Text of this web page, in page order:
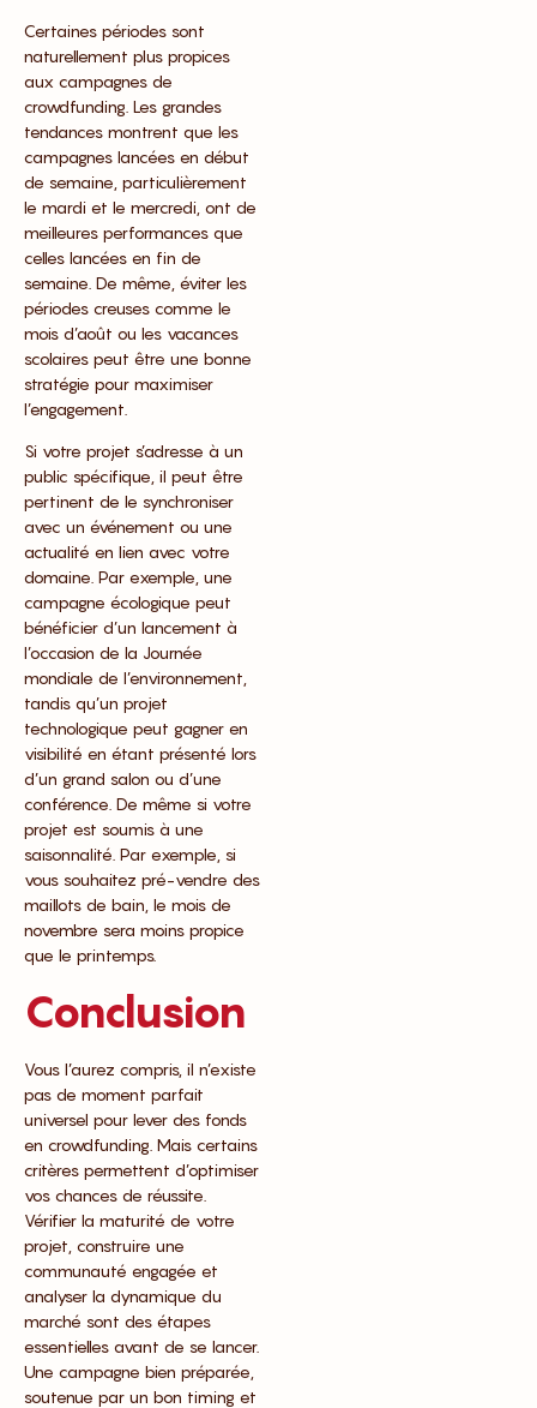
Certaines périodes sont
naturellement plus propices
aux campagnes de
crowdfunding. Les grandes
tendances montrent que les
campagnes lancées en début
de semaine, particulièrement
le mardi et le mercredi, ont de
meilleures performances que
celles lancées en fin de
semaine. De même, éviter les
périodes creuses comme le
mois d’août ou les vacances
scolaires peut être une bonne
stratégie pour maximiser
l’engagement.
Si votre projet s’adresse à un
public spécifique, il peut être
pertinent de le synchroniser
avec un événement ou une
actualité en lien avec votre
domaine. Par exemple, une
campagne écologique peut
bénéficier d’un lancement à
l’occasion de la Journée
mondiale de l’environnement,
tandis qu’un projet
technologique peut gagner en
visibilité en étant présenté lors
d’un grand salon ou d’une
conférence. De même si votre
projet est soumis à une
saisonnalité. Par exemple, si
vous souhaitez pré-vendre des
maillots de bain, le mois de
novembre sera moins propice
que le printemps.
Conclusion
Vous l’aurez compris, il n’existe
pas de moment parfait
universel pour lever des fonds
en crowdfunding. Mais certains
critères permettent d’optimiser
vos chances de réussite.
Vérifier la maturité de votre
projet, construire une
communauté engagée et
analyser la dynamique du
marché sont des étapes
essentielles avant de se lancer.
Une campagne bien préparée,
soutenue par un bon timing et